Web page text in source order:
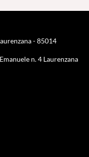
- 85014
n. 4 Laurenzana